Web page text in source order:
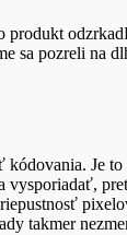
produkt
sa pozreli na
Je to
vysporiadať,
takmer